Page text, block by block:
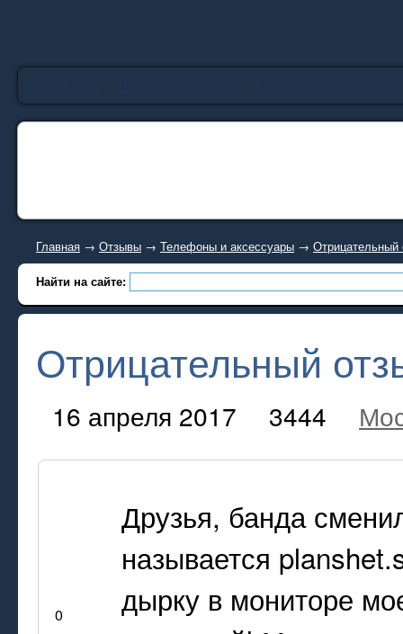
Главная → Отзывы → Телефоны и аксессуары → Отрицательный
Найти на сайте:
Отрицательный
16 апреля 2017 3444
0
Друзья, банда
называется
дырку в мониторе